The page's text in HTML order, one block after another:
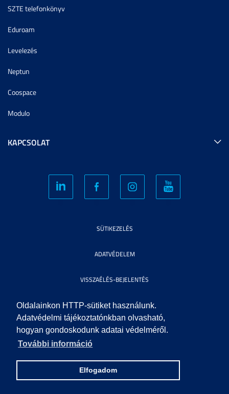
Oldalainkon HTTP-sütiket használunk.
Adatvédelmi tájékoztatónkban olvasható,
hogyan gondoskodunk adatai védelméről.
További információ
Elfogadom
SZTE telefonkönyv
Eduroam
Levelezés
Neptun
Coospace
Modulo
KAPCSOLAT
SÜTIKEZELÉS
ADATVÉDELEM
VISSZAÉLÉS-BEJELENTÉS
KÖZÉRDEKŰ ADATOK
IMPRESSZUM